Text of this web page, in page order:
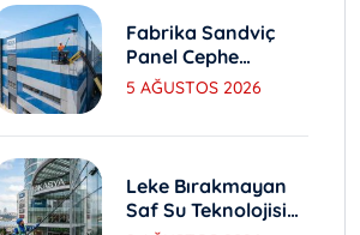
Fabrika Sandviç
Panel Cephe
Yıkama Ve Bakım
5 AĞUSTOS 2026
Leke Bırakmayan
Saf Su Teknolojisi